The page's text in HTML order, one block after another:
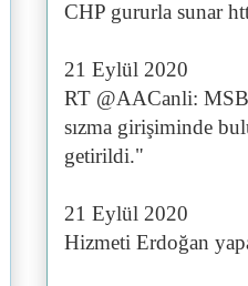
CHP gururla sunar
21 Eylül 2020
RT @AACanli:
sızma girişiminde
getirildi."
21 Eylül 2020
Hizmeti Erdoğan